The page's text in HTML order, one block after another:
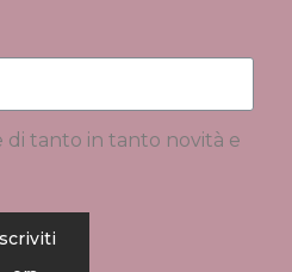
di tanto in tanto novità e